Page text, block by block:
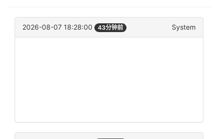
2026-08-07 18:28:00 43分钟前 System